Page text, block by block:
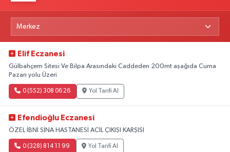
Elif Eczanesi
Gülbahçem Sitesi Ve Bilpa Arasındaki Caddeden 200mt aşağıda Cuma
Pazarı yolu Üzeri
0 (552) 308 06 26 Yol Tarifi Al
Efendioğlu Eczanesi
ÖZEL İBNİ SİNA HASTANESİ ACİL ÇIKIŞI KARŞISI
0 (328) 814 11 99 Yol Tarifi Al